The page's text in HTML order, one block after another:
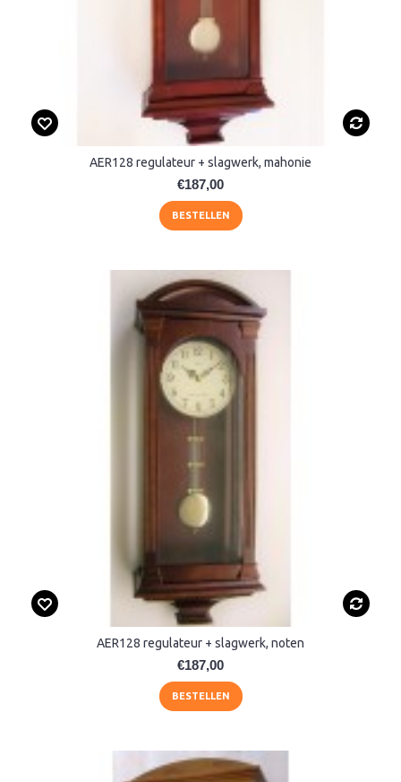
AER128 regulateur + slagwerk, mahonie
€187,00
BESTELLEN
AER128 regulateur + slagwerk, noten
€187,00
BESTELLEN